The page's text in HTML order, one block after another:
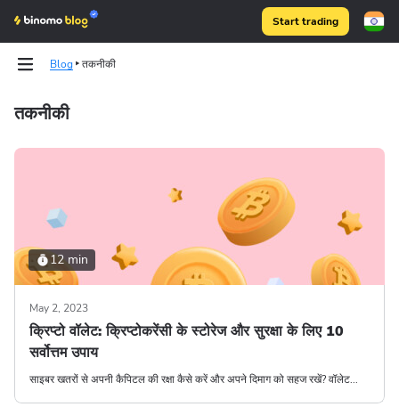
Start trading
Blog तकनीकी
तकनीकी
12 min
May 2, 2023
क्रिप्टो वॉलेट: क्रिप्टोकरेंसी के स्टोरेज और सुरक्षा के लिए 10
सर्वोत्तम उपाय
साइबर खतरों से अपनी कैपिटल की रक्षा कैसे करें और अपने दिमाग को सहज रखें? वॉलेट...